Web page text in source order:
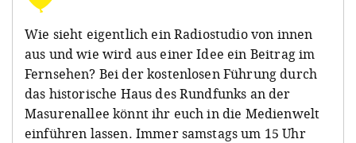
Wie sieht eigentlich ein Radiostudio von innen
aus und wie wird aus einer Idee ein Beitrag im
Fernsehen? Bei der kostenlosen Führung durch
das historische Haus des Rundfunks an der
Masurenallee könnt ihr euch in die Medienwelt
einführen lassen. Immer samstags um 15 Uhr